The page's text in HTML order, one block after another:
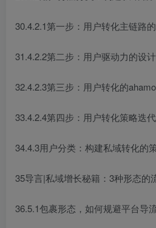
30.4.2.1第一步：用户转化主链路
31.4.2.2第二步：用户驱动力的设
32.4.2.3第三步：用户转化的
33.4.2.4第四步：用户转化策略迭
34.4.3用户分类：构建私域转化的
35导言|私域增长秘籍：3种形态的
36.5.1包裹形态，如何规避平台导